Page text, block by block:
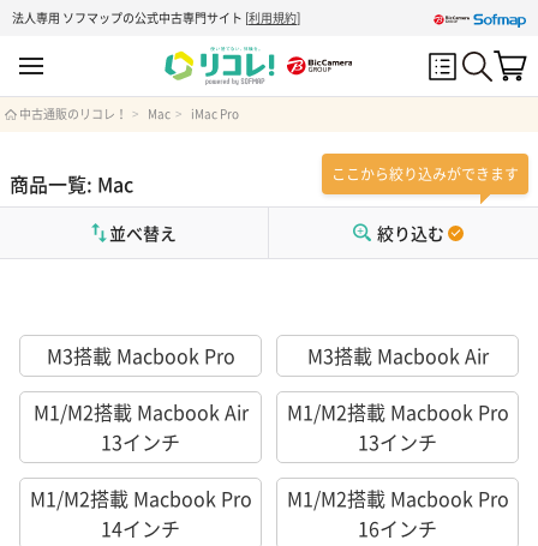
法人専用 ソフマップの公式中古専門サイト [利用規約]
中古通販のリコレ！ Mac iMac Pro
商品一覧: Mac ここから絞り込みができます
絞り込む
並べ替え
M3搭載 Macbook Pro
M3搭載 Macbook Air
M1/M2搭載 Macbook Air
13インチ
M1/M2搭載 Macbook Pro
13インチ
M1/M2搭載 Macbook Pro
14インチ
M1/M2搭載 Macbook Pro
16インチ